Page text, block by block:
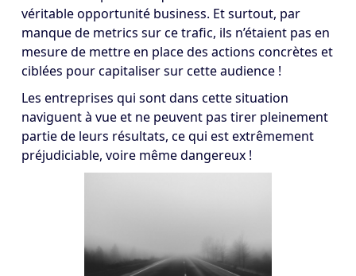
véritable opportunité business. Et surtout, par
manque de metrics sur ce trafic, ils n’étaient pas en
mesure de mettre en place des actions concrètes et
ciblées pour capitaliser sur cette audience !
Les entreprises qui sont dans cette situation
naviguent à vue et ne peuvent pas tirer pleinement
partie de leurs résultats, ce qui est extrêmement
préjudiciable, voire même dangereux !